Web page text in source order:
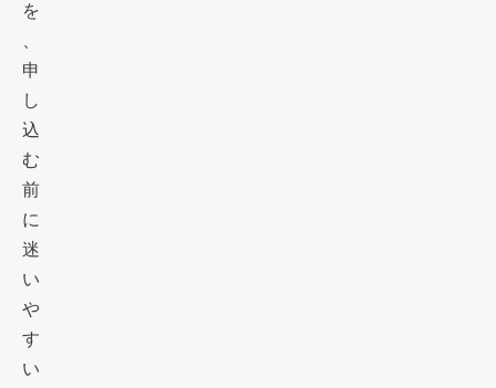
を
、
申
し
込
む
前
に
迷
い
や
す
い